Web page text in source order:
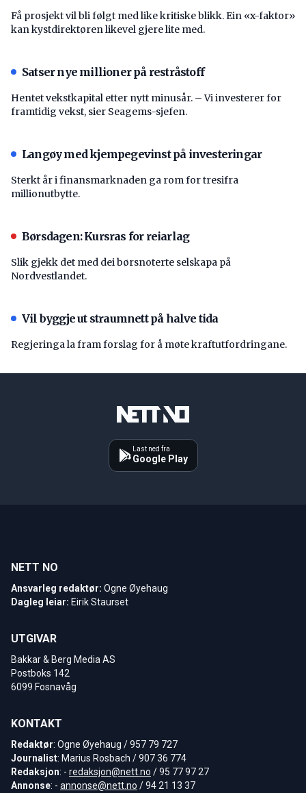
Få prosjekt vil bli følgt med like kritiske blikk. Ein «x-faktor»
kan kystdirektøren likevel gjere lite med.
Satser nye millioner på restråstoff
Hentet vekstkapital etter nytt minusår. – Vi investerer for
framtidig vekst, sier Seagems-sjefen.
Langøy med kjempegevinst på investeringar
Sterkt år i finansmarknaden ga rom for tresifra
millionutbytte.
Børsdagen: Kursras for reiarlag
Slik gjekk det med dei børsnoterte selskapa på
Nordvestlandet.
Vil byggje ut straumnett på halve tida
Regjeringa la fram forslag for å møte kraftutfordringane.
Last ned fra
Google Play
NETT NO
Ansvarleg redaktør: Ogne Øyehaug
Dagleg leiar: Eirik Staurset
UTGIVAR
Bakkar & Berg Media AS
Postboks 142
6099 Fosnavåg
KONTAKT
Redaktør: Ogne Øyehaug / 957 79 727
Journalist: Marius Rosbach / 907 36 774
Redaksjon: - redaksjon@nett.no / 95 77 97 27
Annonse: - annonse@nett.no / 94 21 13 37